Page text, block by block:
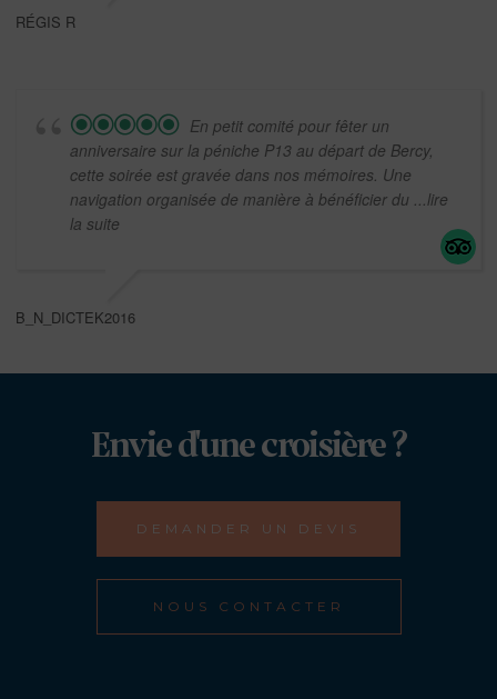
RÉGIS R
En petit comité pour fêter un
anniversaire sur la péniche P13 au départ de Bercy,
cette soirée est gravée dans nos mémoires. Une
navigation organisée de manière à bénéficier du ...lire
la suite
B_N_DICTEK2016
Envie d'une croisière ?
DEMANDER UN DEVIS
NOUS CONTACTER